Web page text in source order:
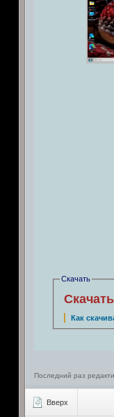
Скачать
Как
Последний раз
Вверх